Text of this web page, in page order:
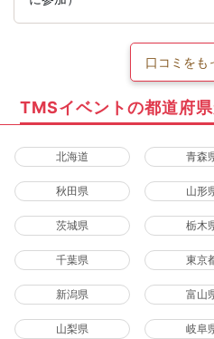
口コミをも
TMSイベントの都道府
北海道 青森
秋田県 山形
茨城県 栃木
千葉県 東京
新潟県 富山
山梨県 岐阜